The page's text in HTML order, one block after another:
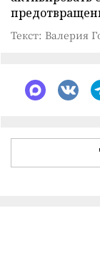
Текст: Валерия